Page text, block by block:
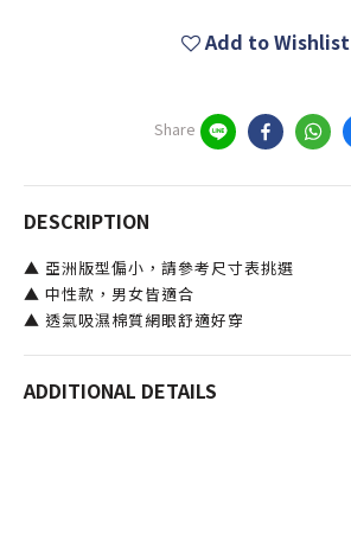
Add to Wishlist
Share
DESCRIPTION
▲ 亞洲版型偏小，請參考尺寸表挑選
▲ 中性款，男女皆適合
▲ 透氣吸濕棉質網眼舒適好穿
ADDITIONAL DETAILS